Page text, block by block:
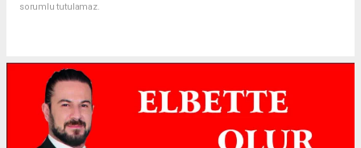
sorumlu tutulamaz.